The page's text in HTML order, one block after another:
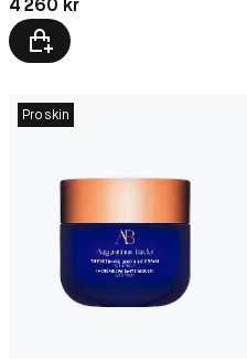
4 260 kr
Proskin